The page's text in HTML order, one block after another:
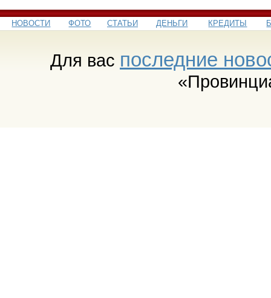
НОВОСТИ ФОТО СТАТЬИ ДЕНЬГИ КРЕДИТЫ
Для вас последние